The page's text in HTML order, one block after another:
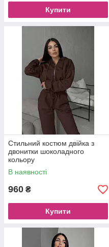
Купити
Стильний костюм двійка з
двонитки шоколадного
кольору
В наявності
960 ₴
Купити